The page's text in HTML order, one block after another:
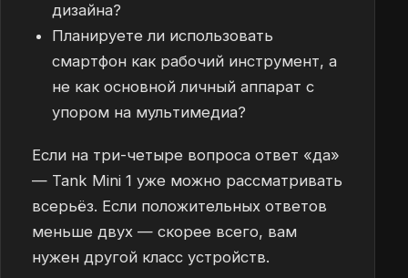
дизайна?
Планируете ли использовать
смартфон как рабочий инструмент, а
не как основной личный аппарат с
упором на мультимедиа?
Если на три-четыре вопроса ответ «да»
— Tank Mini 1 уже можно рассматривать
всерьёз. Если положительных ответов
меньше двух — скорее всего, вам
нужен другой класс устройств.